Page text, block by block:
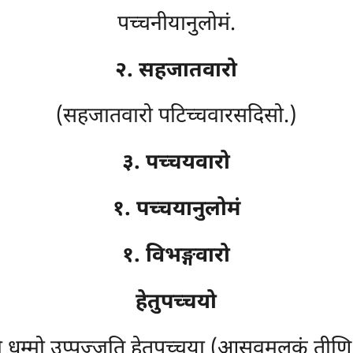
पच्चनीयानुलोमं.
२. सहजातवारो
(सहजातवारो पटिच्चवारसदिसो.)
३. पच्चयवारो
१. पच्चयानुलोमं
१. विभङ्गवारो
हेतुपच्चयो